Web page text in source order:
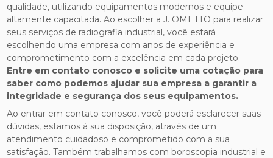
qualidade, utilizando equipamentos modernos e equipe
altamente capacitada. Ao escolher a J. OMETTO para realizar
seus serviços de radiografia industrial, você estará
escolhendo uma empresa com anos de experiência e
comprometimento com a excelência em cada projeto.
Entre em contato conosco e solicite uma cotação para
saber como podemos ajudar sua empresa a garantir a
integridade e segurança dos seus equipamentos.
Ao entrar em contato conosco, você poderá esclarecer suas
dúvidas, estamos à sua disposição, através de um
atendimento cuidadoso e comprometido com a sua
satisfação. Também trabalhamos com boroscopia industrial e